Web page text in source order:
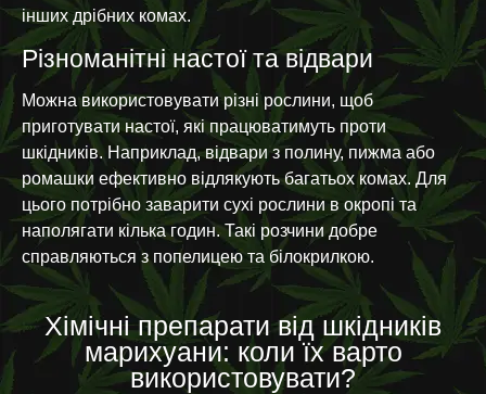
інших дрібних комах.
Різноманітні настої та відвари
Можна використовувати різні рослини, щоб
приготувати настої, які працюватимуть проти
шкідників. Наприклад, відвари з полину, пижма або
ромашки ефективно відлякують багатьох комах. Для
цього потрібно заварити сухі рослини в окропі та
наполягати кілька годин. Такі розчини добре
справляються з попелицею та білокрилкою.
Хімічні препарати від шкідників
марихуани: коли їх варто
використовувати?